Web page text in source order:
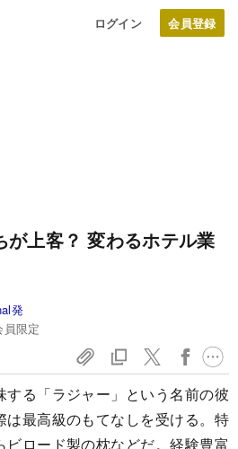
ログイン
が上客？ 変わるホテル業
発
員限定
する「ラジャー」という名前の彼
は最高級のもてなしを受ける。特
ビロード製の枕などだ。経験豊富